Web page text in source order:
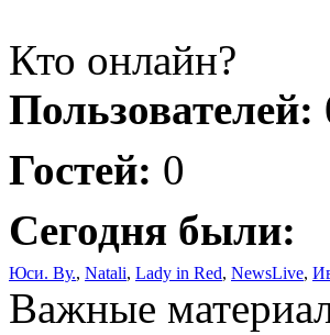
Кто онлайн?
Пользователей:
Гостей: 0
Сегодня были:
Юси. Ву., Natali, Lady in Red, NewsLive,
Важные